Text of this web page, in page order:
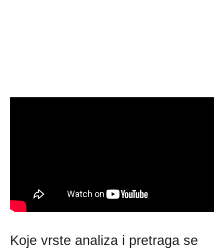
Koje vrste analiza i pretraga se